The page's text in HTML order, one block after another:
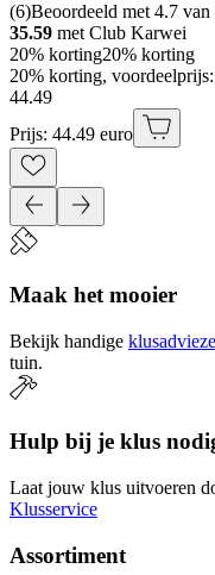
(6)Beoordeeld met 4.7
35.59 met Club Karwei
20% korting20% korting
20% korting,
44.49
Prijs: 44.49 euro
Maak het mooier
Bekijk handige
tuin.
Hulp bij je klus
Laat jouw klus uitvoeren
Klusservice
Assortiment